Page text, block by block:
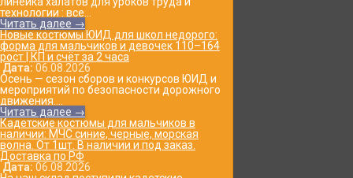
технологии : все...
Читать далее →
Новые костюмы ЮИД для школ недорого:
форма для мальчиков и девочек 110–164
рост | КП и счёт за 2 часа
Дата: 06.08.2026
Осень — сезон сборов и конкурсов ЮИД и
мероприятий по безопасности дорожного
движения....
Читать далее →
Кадетские костюмы для мальчиков в
наличии: МЧС синие, черные, морская
волна. От 1шт. В наличии и под заказ.
Доставка по РФ
Дата: 06.08.2026